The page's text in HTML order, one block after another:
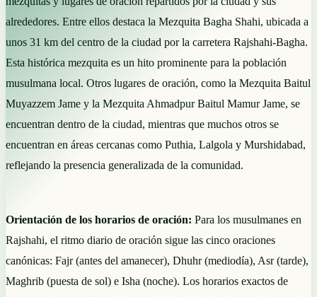
alrededores. Entre ellos destaca la Mezquita Bagha Shahi, ubicada a
unos 31 km del centro de la ciudad por la carretera Rajshahi-Bagha.
Esta histórica mezquita es un hito prominente para la población
musulmana local. Otros lugares de oración, como la Mezquita Baitul
Muyazzem Jame y la Mezquita Ahmadpur Baitul Mamur Jame, se
encuentran dentro de la ciudad, mientras que muchos otros se
encuentran en áreas cercanas como Puthia, Lalgola y Murshidabad,
reflejando la presencia generalizada de la comunidad.
Orientación de los horarios de oración: Para los musulmanes en
Rajshahi, el ritmo diario de oración sigue las cinco oraciones
canónicas: Fajr (antes del amanecer), Dhuhr (mediodía), Asr (tarde),
Maghrib (puesta de sol) e Isha (noche). Los horarios exactos de